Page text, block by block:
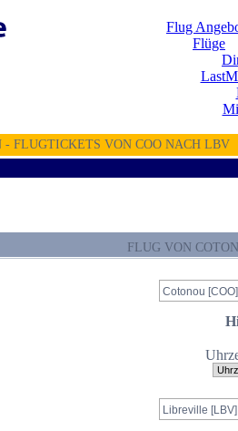
Flug
Flüge
FLUGTICKETS VON COO NACH LBV
FLUG VON